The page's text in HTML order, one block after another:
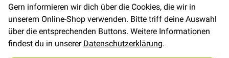
Gern informieren wir dich über die Cookies, die wir in
unserem Online-Shop verwenden. Bitte triff deine Auswahl
über die entsprechenden Buttons. Weitere Informationen
findest du in unsererDatenschutzerklärung.
In den Warenkorb